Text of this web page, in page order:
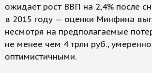
ожидает рост ВВП на 2,4% после
в 2015 году — оценки Минфина
несмотря на предполагаемые
не менее чем 4 трлн руб., умеренно
оптимистичными.